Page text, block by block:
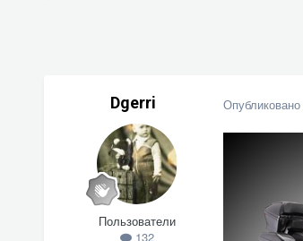
Dgerri
Пользователи
132
Опубликовано